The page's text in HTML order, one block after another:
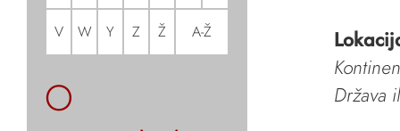
V W Y Z Ž A-Ž
O
Država